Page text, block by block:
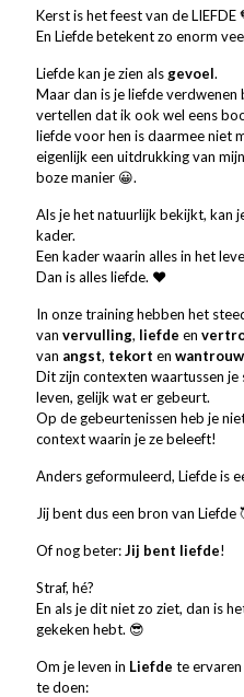
Kerst is het feest van de LIEFDE
En Liefde betekent zo enorm
Liefde kan je zien als gevoel.
Maar dan is je liefde verdwenen
vertellen dat ik ook wel eens
liefde voor hen is daarmee niet
eigenlijk een uitdrukking van
boze manier 😀.
Als je het natuurlijk bekijkt, kan
kader.
Een kader waarin alles in het
Dan is alles liefde. ❤️
In onze training hebben het
van vervulling, liefde en
van angst, tekort en
Dit zijn contexten waartussen je
leven, gelijk wat er gebeurt.
Op de gebeurtenissen heb je
context waarin je ze beleeft!
Anders geformuleerd, Liefde is
Jij bent dus een bron van Liefde
Of nog beter:Jij bent liefde!
Straf, hé?
En als je dit niet zo ziet, dan is
gekeken hebt. 😎
Om je leven in Liefde te ervaren
te doen: